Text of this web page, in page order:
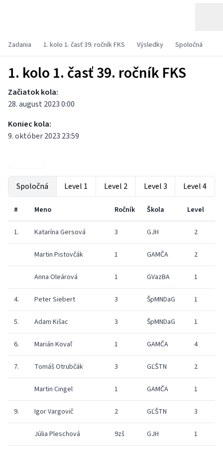
Zadania 1. kolo 1. časť 39. ročník FKS Výsledky Spoločná
1. kolo 1. časť 39. ročník FKS
Začiatok kola:
28. august 2023 0:00
Koniec kola:
9. október 2023 23:59
Spoločná Level 1 Level 2 Level 3 Level 4
# Meno Ročník Škola Level
1. Katarína Gersová 3 GJH 2
Martin Pistovčák 1 GAMČA 2
Anna Oleárová 1 GVazBA 1
4. Peter Siebert 3 ŠpMNDaG 1
5. Adam Kišac 3 ŠpMNDaG 1
6. Marián Kovaľ 1 GAMČA 4
7. Tomáš Otrubčák 3 GĽŠTN 2
Martin Cingel 1 GAMČA 1
9. Igor Vargovič 2 GĽŠTN 3
Júlia Pleschová 9zš GJH 1